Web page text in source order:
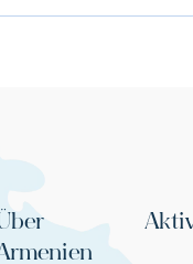
und...